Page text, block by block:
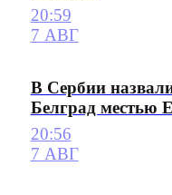
20:59
7 АВГ
В Сербии
Белград местью
20:56
7 АВГ